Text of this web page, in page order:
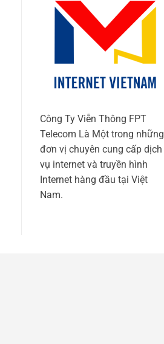
Công Ty Viễn Thông FPT
Telecom Là Một trong những
đơn vị chuyên cung cấp dịch
vụ internet và truyền hình
Internet hàng đầu tại Việt
Nam.